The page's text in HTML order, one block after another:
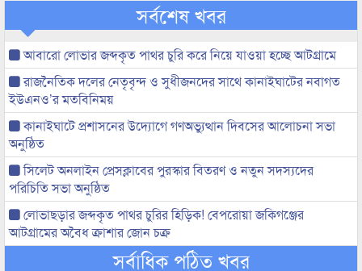
সর্বশেষ খবর
আবারো লোভার জব্দকৃত পাথর চুরি করে নিয়ে যাওয়া হচ্ছে আটগ্রামে
রাজনৈতিক দলের নেতৃবৃন্দ ও সুধীজনদের সাথে কানাইঘাটের নবাগত
ইউএনও’র মতবিনিময়
কানাইঘাটে প্রশাসনের উদ্যোগে গণঅভ্যুত্থান দিবসের আলোচনা সভা
অনুষ্ঠিত
সিলেট অনলাইন প্রেসক্লাবের পুরস্কার বিতরণ ও নতুন সদস্যদের
পরিচিতি সভা অনুষ্ঠিত
লোভাছড়ার জব্দকৃত পাথর চুরির হিড়িক! বেপরোয়া জকিগঞ্জের
আটগ্রামের অবৈধ ক্রাশার জোন চক্র
সর্বাধিক পঠিত খবর